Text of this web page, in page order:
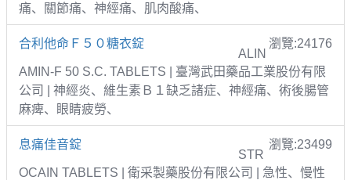
痛、關節痛、神經痛、肌肉酸痛、
合利他命Ｆ５０糖衣錠 瀏覽:24176
ALIN
AMIN-F 50 S.C. TABLETS | 臺灣武田藥品工業股份有限
公司 | 神經炎、維生素Ｂ１缺乏諸症、神經痛、術後腸管
麻痺、眼睛疲勞、
息痛佳音錠 瀏覽:23499
STR
OCAIN TABLETS | 衛采製藥股份有限公司 | 急性、慢性